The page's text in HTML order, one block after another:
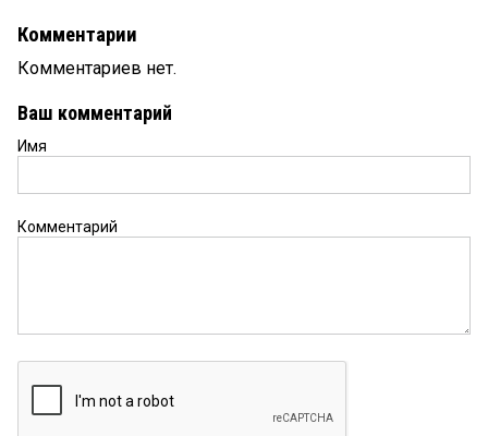
Комментарии
Комментариев нет.
Ваш комментарий
Имя
Комментарий